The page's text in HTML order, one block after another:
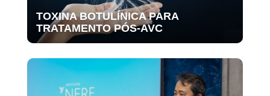
TOXINA BOTULÍNICA PARA
TRATAMENTO PÓS-AVC